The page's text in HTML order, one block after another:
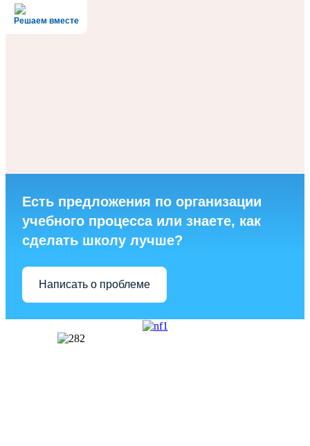
Решаем вместе
Есть предложения по организации
учебного процесса или знаете, как
сделать школу лучше?
Написать о проблеме